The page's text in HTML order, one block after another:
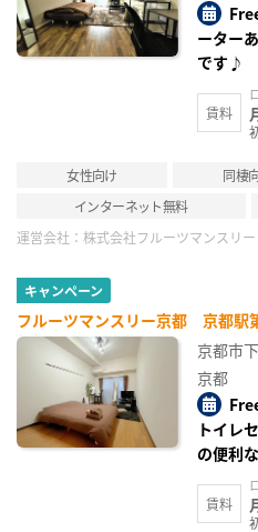
ーター
です♪
賃料
女性向け 同棲
インターネット無料
運営会社： 株式会社フルーツマンスリー
キャンペーン
フルーツマンスリー京都 京都駅
京都市
京都
トイレ
の便利
賃料